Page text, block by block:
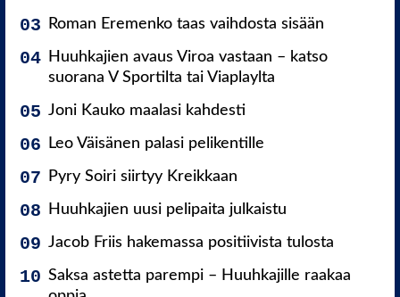
Roman Eremenko taas vaihdosta sisään
Huuhkajien avaus Viroa vastaan – katso
suorana V Sportilta tai Viaplaylta
Joni Kauko maalasi kahdesti
Leo Väisänen palasi pelikentille
Pyry Soiri siirtyy Kreikkaan
Huuhkajien uusi pelipaita julkaistu
Jacob Friis hakemassa positiivista tulosta
Saksa astetta parempi – Huuhkajille raakaa